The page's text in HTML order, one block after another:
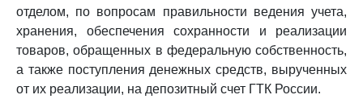
отделом, по вопросам правильности ведения учета,
хранения, обеспечения сохранности и реализации
товаров, обращенных в федеральную собственность,
а также поступления денежных средств, вырученных
от их реализации, на депозитный счет ГТК России.